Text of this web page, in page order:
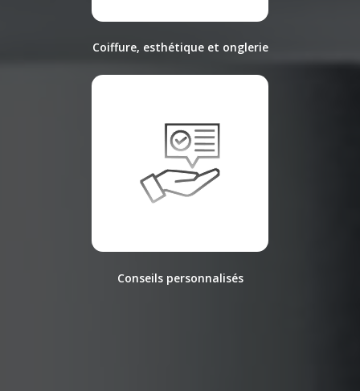
Coiffure, esthétique et onglerie
Conseils personnalisés